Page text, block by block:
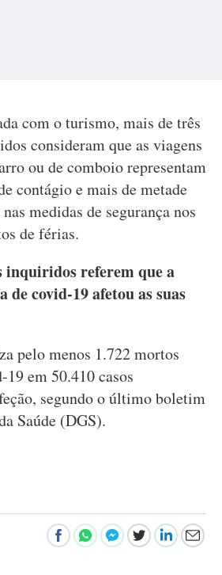
com o turismo, mais de três
consideram que as viagens
ou de comboio representam
contágio e mais de metade
medidas de segurança nos
de férias.
inquiridos referem que a
de covid-19 afetou as suas
pelo menos 1.722 mortos
19 em 50.410 casos
segundo o último boletim
Saúde (DGS).